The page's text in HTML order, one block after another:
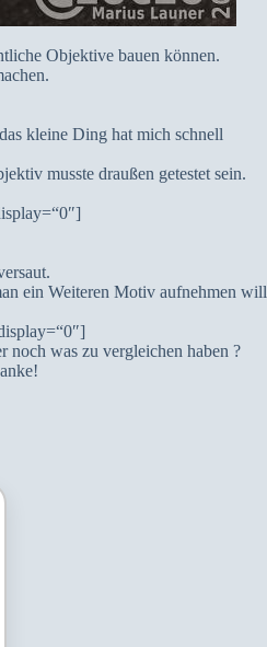
Objektive bauen können.
kleine Ding hat mich schnell
musste draußen getestet sein.
ein Weiteren Motiv aufnehmen will
noch was zu vergleichen haben ?